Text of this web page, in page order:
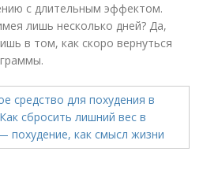
с длительным эффектом.
лишь несколько дней? Да,
в том, как скоро вернуться